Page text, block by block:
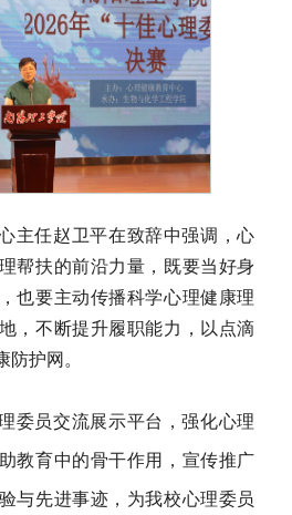
主任赵卫平在致辞中强调，心
帮扶的前沿力量，既要当好身
也要主动传播科学心理健康理
，不断提升履职能力，以点滴
护网。
委员交流展示平台，强化心理
教育中的骨干作用，宣传推广
与先进事迹，为我校心理委员